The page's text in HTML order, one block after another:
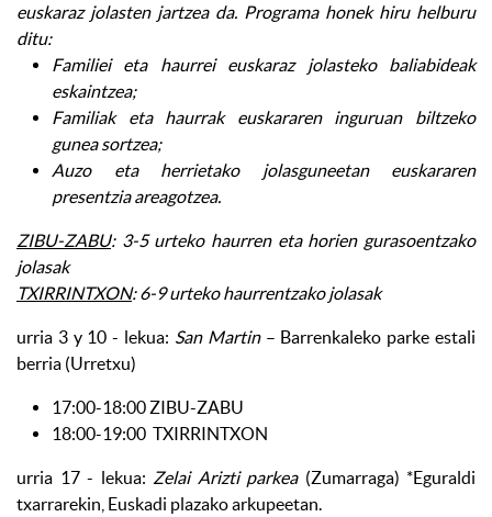
euskaraz jolasten jartzea da. Programa honek hiru helburu
ditu:
Familiei eta haurrei euskaraz jolasteko baliabideak
eskaintzea;
Familiak eta haurrak euskararen inguruan biltzeko
gunea sortzea;
Auzo eta herrietako jolasguneetan euskararen
presentzia areagotzea.
ZIBU-ZABU: 3-5 urteko haurren eta horien gurasoentzako
jolasak
TXIRRINTXON: 6-9 urteko haurrentzako jolasak
urria 3 y 10 - lekua: San Martin– Barrenkaleko parke estali
berria (Urretxu)
17:00-18:00 ZIBU-ZABU
18:00-19:00 TXIRRINTXON
urria 17- lekua: Zelai Arizti parkea(Zumarraga) *Eguraldi
txarrarekin, Euskadi plazako arkupeetan.